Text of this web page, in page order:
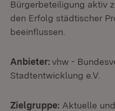
Bürgerbeteiligung aktiv
den Erfolg städtischer
beeinflussen.
Anbieter:vhw -
Stadtentwicklung e.V.
Zielgruppe: Aktuelle